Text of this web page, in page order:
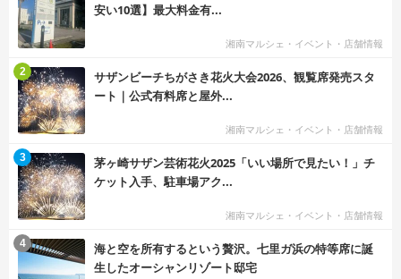
安い10選】最大料金有...
湘南マルシェ・イベント・店舗情報
サザンビーチちがさき花火大会2026、観覧席発売スタ
ート｜公式有料席と屋外...
湘南マルシェ・イベント・店舗情報
2
茅ヶ崎サザン芸術花火2025「いい場所で見たい！」チ
ケット入手、駐車場アク...
湘南マルシェ・イベント・店舗情報
3
海と空を所有するという贅沢。七里ガ浜の特等席に誕
生したオーシャンリゾート邸宅
4